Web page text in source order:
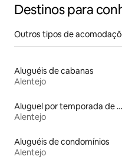
Destinos para
Outros tipos de
Aluguéis de cabanas
Alentejo
Aluguel por temporada de moinhos
Alentejo
Aluguéis de condomínios
Alentejo